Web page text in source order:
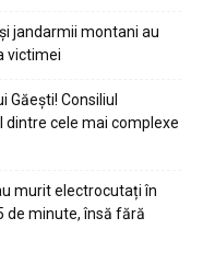
jandarmii montani au
victimei
Găești! Consiliul
cele mai complexe
murit electrocutați în
de minute, însă fără